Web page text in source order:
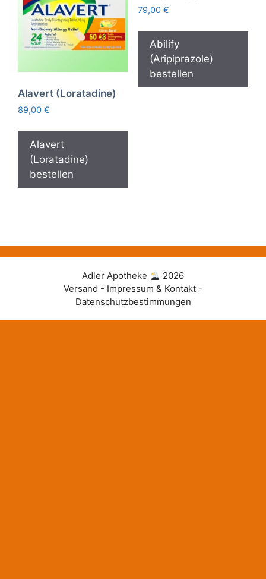
Alavert (Loratadine)
89,00 €
Alavert
(Loratadine)
bestellen
79,00 €
Abilify
(Aripiprazole)
bestellen
Adler Apotheke
2026
Versand - Impressum & Kontakt -
Datenschutzbestimmungen